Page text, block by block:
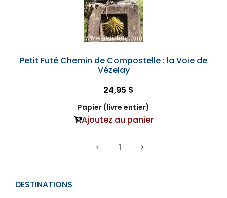
DESTINATIONS
Petit Futé Chemin de Compostelle : la Voie de
Vézelay
24,95 $
Papier (livre entier)
Ajoutez au panier
1